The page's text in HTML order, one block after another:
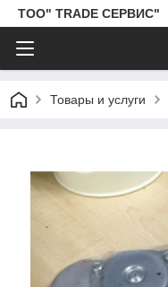
ТОО" TRADE СЕРВИС"
Товары и услуги